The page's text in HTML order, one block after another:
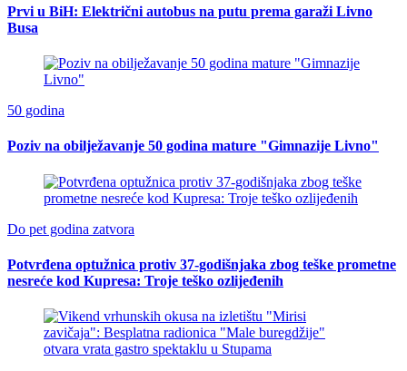
Prvi u BiH: Električni autobus na putu prema garaži Livno
Busa
50 godina
Poziv na obilježavanje 50 godina mature "Gimnazije Livno"
Do pet godina zatvora
Potvrđena optužnica protiv 37-godišnjaka zbog teške prometne
nesreće kod Kupresa: Troje teško ozlijeđenih